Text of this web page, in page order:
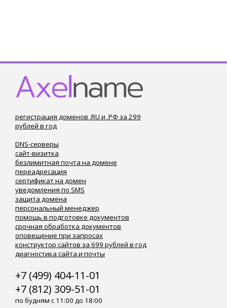
регистрация доменов .RU и .РФ за 299
рублей в год
DNS-серверы
сайт-визитка
безлимитная почта на домене
переадресация
сертификат на домен
уведомления по SMS
защита домена
персональный менеджер
помощь в подготовке документов
срочная обработка документов
оповещение при запросах
конструктор сайтов за 699 рублей в год
диагностика сайта и почты
+7 (499) 404-11-01
+7 (812) 309-51-01
по будням с 11:00 до 18:00